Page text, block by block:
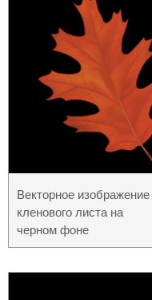
Векторное изображение
кленового листа на
черном фоне